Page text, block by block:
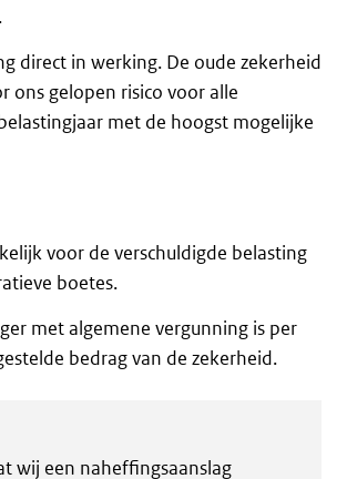
direct in werking. De oude zekerheid
gelopen risico voor alle
met de hoogst mogelijke
voor de verschuldigde belasting
boetes.
met algemene vergunning is per
bedrag van de zekerheid.
wij een naheffingsaanslag